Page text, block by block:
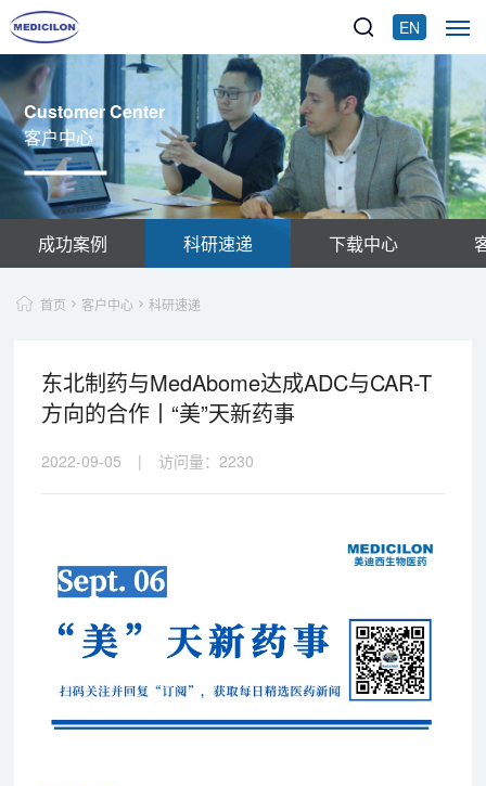
EN
Customer Center
客户中心
成功案例 科研速递 下载中心
首页 客户中心 科研速递
东北制药与MedAbome达成ADC与CAR-T
方向的合作丨“美”天新药事
2022-09-05 | 访问量： 2230